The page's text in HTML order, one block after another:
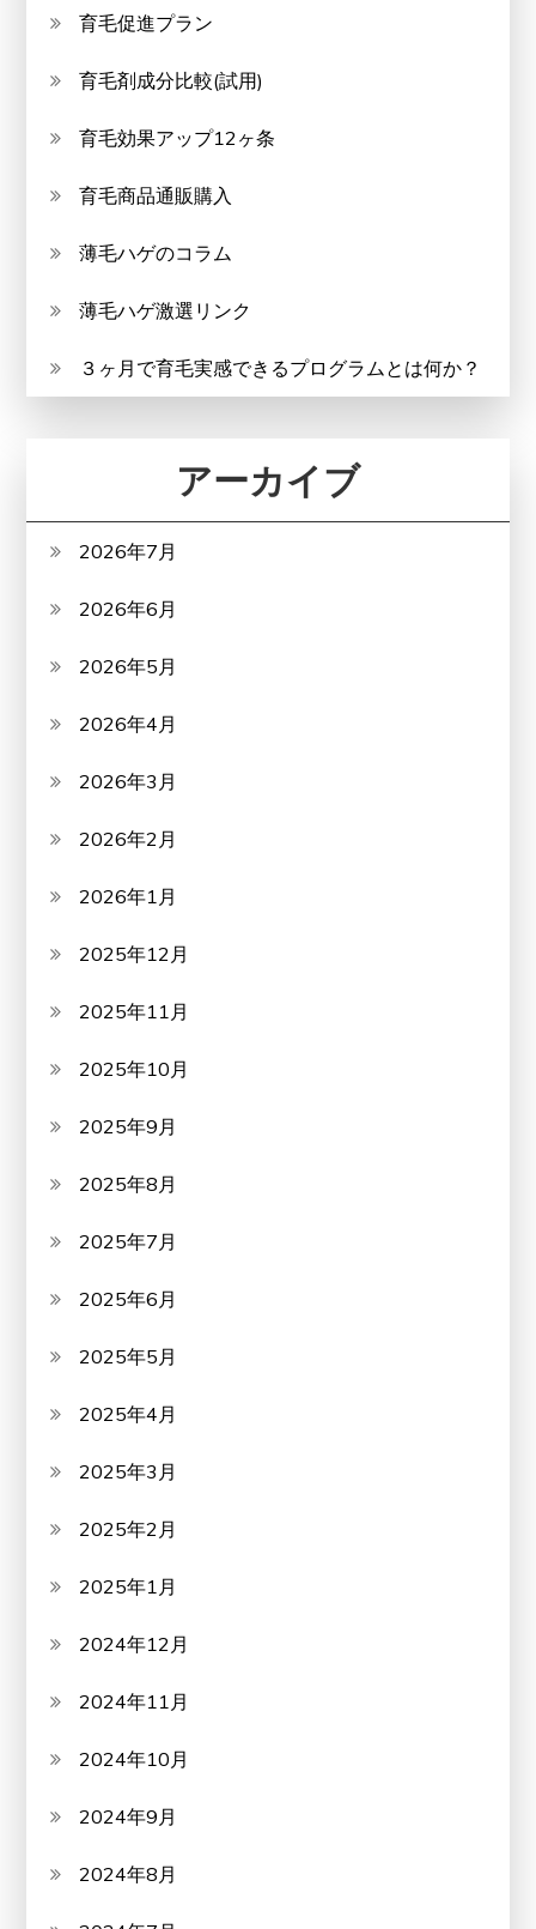
育毛促進プラン
育毛剤成分比較(試用)
育毛効果アップ12ヶ条
育毛商品通販購入
薄毛ハゲのコラム
薄毛ハゲ激選リンク
３ヶ月で育毛実感できるプログラムとは何か？
アーカイブ
2026年7月
2026年6月
2026年5月
2026年4月
2026年3月
2026年2月
2026年1月
2025年12月
2025年11月
2025年10月
2025年9月
2025年8月
2025年7月
2025年6月
2025年5月
2025年4月
2025年3月
2025年2月
2025年1月
2024年12月
2024年11月
2024年10月
2024年9月
2024年8月